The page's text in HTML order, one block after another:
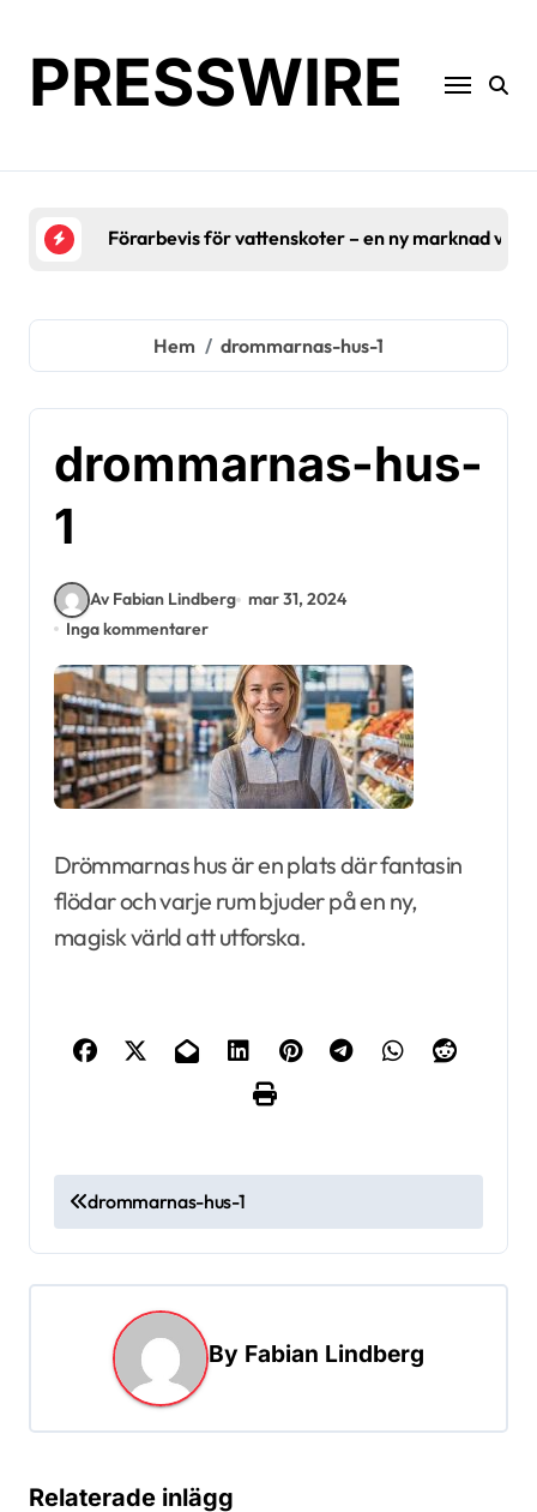
innehållPRESSWIRE
Förarbevis för vattenskoter – en ny marknad
Hem drommarnas-hus-1
drommarnas-hus-
1
Av Fabian Lindberg mar 31, 2024
Inga kommentarer
Drömmarnas hus är en plats där fantasin
flödar och varje rum bjuder på en ny,
magisk värld att utforska.
n
s
drommarnas-hus-1
By Fabian Lindberg
Relaterade inlägg